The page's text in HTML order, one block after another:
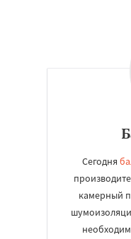
Сегодня
камерный